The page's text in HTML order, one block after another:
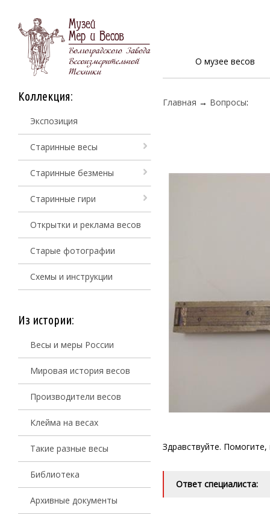
О музее весов
Коллекция:
Экспозиция
Старинные весы
Старинные безмены
Старинные гири
Открытки и реклама весов
Старые фотографии
Схемы и инструкции
Из истории:
Весы и меры России
Мировая история весов
Производители весов
Клейма на весах
Такие разные весы
Библиотека
Архивные документы
Главная → Вопросы:
Здравствуйте.
Ответ специалиста: